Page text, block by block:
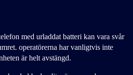
med urladdat batteri kan vara svår
operatörerna har vanligtvis inte
är helt avstängd.